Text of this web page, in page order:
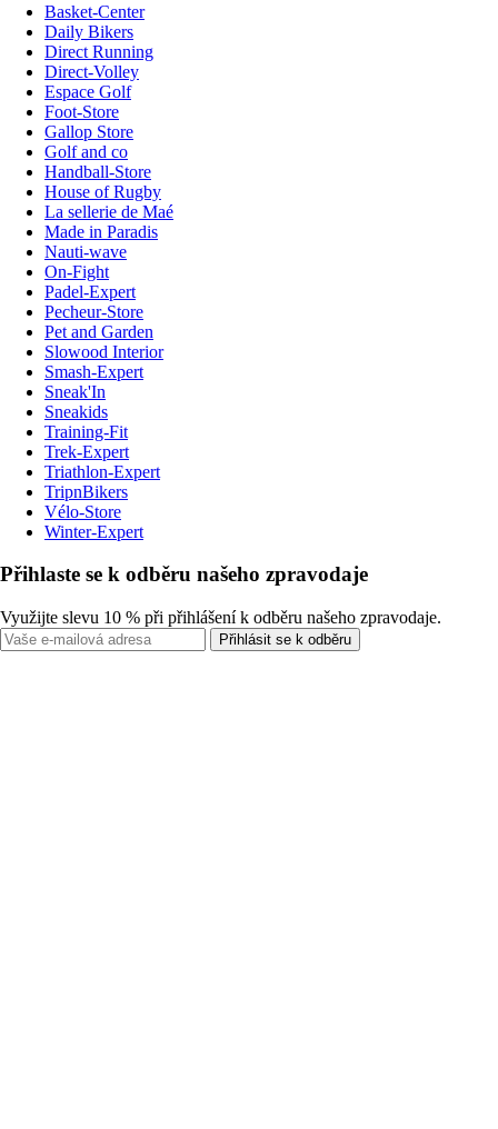
Basket-Center
Daily Bikers
Direct Running
Direct-Volley
Espace Golf
Foot-Store
Gallop Store
Golf and co
Handball-Store
House of Rugby
La sellerie de Maé
Made in Paradis
Nauti-wave
On-Fight
Padel-Expert
Pecheur-Store
Pet and Garden
Slowood Interior
Smash-Expert
Sneak'In
Sneakids
Training-Fit
Trek-Expert
Triathlon-Expert
TripnBikers
Vélo-Store
Winter-Expert
Přihlaste se k odběru našeho zpravodaje
Využijte slevu 10 % při přihlášení k odběru našeho zpravodaje.
Přihlásit se k odběru